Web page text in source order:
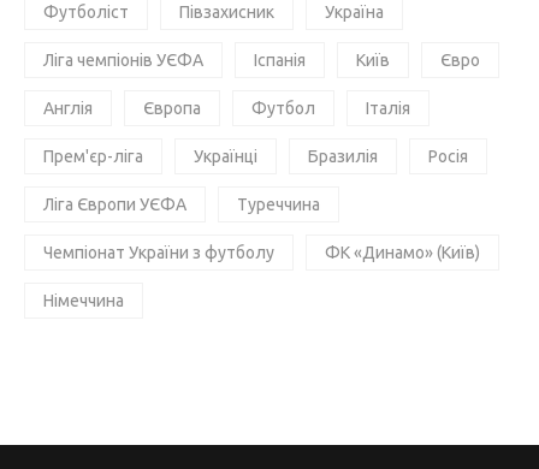
Футболіст Півзахисник Україна
Ліга чемпіонів УЄФА Іспанія Київ Євро
Англія Європа Футбол Італія
Прем'єр-ліга Українці Бразилія Росія
Ліга Європи УЄФА Туреччина
Чемпіонат України з футболу ФК «Динамо» (Київ)
Німеччина